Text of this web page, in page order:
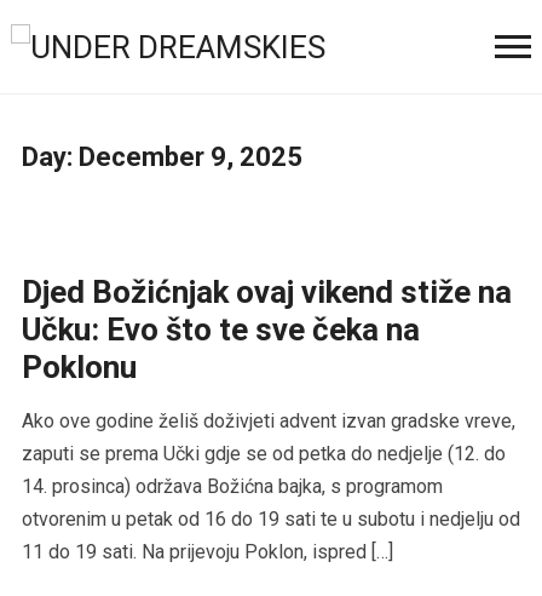
Day: December 9, 2025
Djed Božićnjak ovaj vikend stiže na
Učku: Evo što te sve čeka na
Poklonu
Ako ove godine želiš doživjeti advent izvan gradske vreve,
zaputi se prema Učki gdje se od petka do nedjelje (12. do
14. prosinca) održava Božićna bajka, s programom
otvorenim u petak od 16 do 19 sati te u subotu i nedjelju od
11 do 19 sati. Na prijevoju Poklon, ispred […]